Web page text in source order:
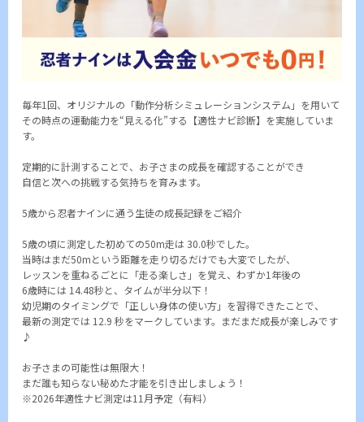
毎年1回、オリジナルの「動作分析シミュレーションシステム」を用いて
その時点の運動能力を“見える化”する【適性ナビ診断】を実施していま
す。
定期的に計測することで、お子さまの成長を確認することができ
自信と次への挑戦する気持ちを育みます。
5歳から忍者ナインに通う生徒の成長記録をご紹介
5歳の頃に測定した初めての50m走は 30.0秒でした。
当時はまだ50mという距離を走り切るだけでも大変でしたが、
レッスンを重ねるごとに「走る楽しさ」を覚え、わずか1年後の
6歳時には 14.48秒と、タイムが半分以下！
幼児期のタイミングで「正しい身体の使い方」を習得できたことで、
最新の測定では 12.9 秒をマークしています。まだまだ成長が楽しみです
♪
お子さまの可能性は無限大！
まだ誰も知らない秘めた才能を引き出しましょう！
※2026年適性ナビ測定は11月予定（有料）